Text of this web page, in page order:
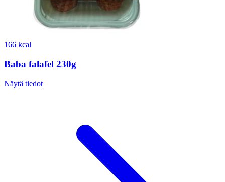
166 kcal
Baba falafel 230g
Näytä tiedot